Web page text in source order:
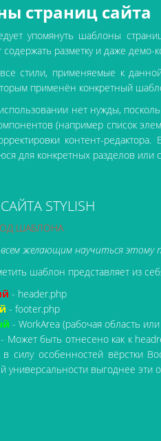
страниц сайта
упомянуть шаблоны
содержать разметку и даже
стили, применяемые к
применён конкретный
нет нужды,
(например список
контент-
для конкретных разделов или
STYLISH
ШАБЛОНА
желающим научиться этому
шаблон представляет из
- header.php
- footer.php
- WorkArea (рабочая область
- Может быть отнесено как к
силу особенностей вёрстки
универсальности выгоднее эти